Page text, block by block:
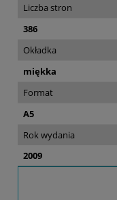
Liczba stron
386
Okładka
miękka
Format
A5
Rok wydania
2009